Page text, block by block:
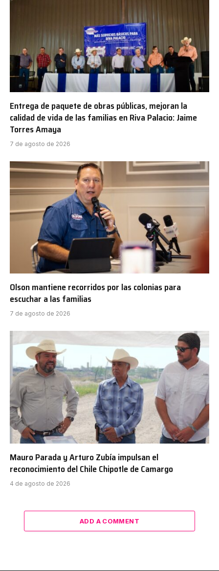
Entrega de paquete de obras públicas, mejoran la
calidad de vida de las familias en Riva Palacio: Jaime
Torres Amaya
7 de agosto de 2026
Olson mantiene recorridos por las colonias para
escuchar a las familias
7 de agosto de 2026
Mauro Parada y Arturo Zubía impulsan el
reconocimiento del Chile Chipotle de Camargo
4 de agosto de 2026
ADD A COMMENT